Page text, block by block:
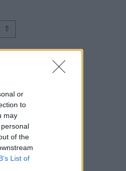
or
to
may
of the
List of
⇑